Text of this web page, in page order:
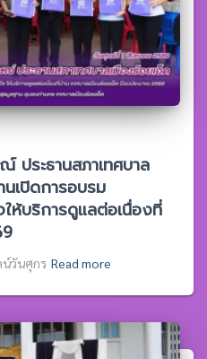
ประธานสภาเทศบาล
นเปิดการอบรม
ให้บริการดูแลต่อเนื่องที่
น์วันศุกร Read more